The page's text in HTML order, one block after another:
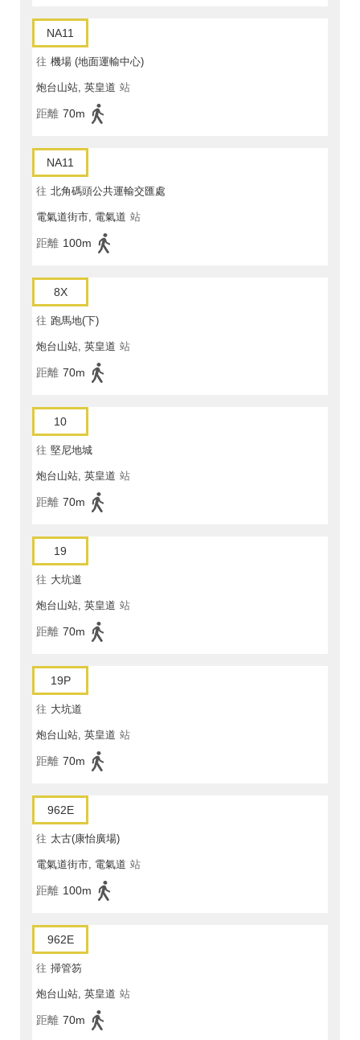
NA11
往 機場 (地面運輸中心)
炮台山站, 英皇道 站
距離 70m
NA11
往 北角碼頭公共運輸交匯處
電氣道街市, 電氣道 站
距離 100m
8X
往 跑馬地(下)
炮台山站, 英皇道 站
距離 70m
10
往 堅尼地城
炮台山站, 英皇道 站
距離 70m
19
往 大坑道
炮台山站, 英皇道 站
距離 70m
19P
往 大坑道
炮台山站, 英皇道 站
距離 70m
962E
往 太古(康怡廣場)
電氣道街市, 電氣道 站
距離 100m
962E
往 掃管笏
炮台山站, 英皇道 站
距離 70m